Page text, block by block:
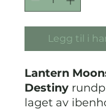
Legg til i
Lantern
Destiny
laget av